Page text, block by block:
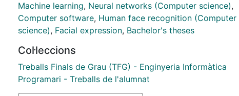
Machine learning, Neural networks (Computer science),
Computer software, Human face recognition (Computer
science), Facial expression, Bachelor's theses
Col·leccions
Treballs Finals de Grau (TFG) - Enginyeria Informàtica
Programari - Treballs de l'alumnat